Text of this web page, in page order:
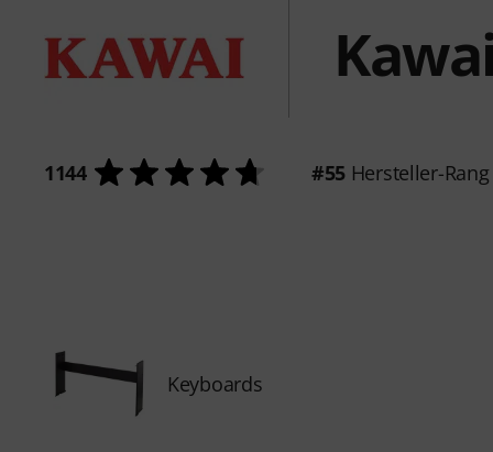
1144 #55Hersteller-Rang
Keyboards